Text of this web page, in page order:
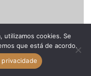
utilizamos cookies. Se
que está de acordo.